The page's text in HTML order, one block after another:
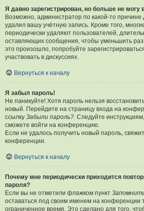
Я давно зарегистрирован, но больше не могу
Возможно, администратор по какой-то причине
удалил вашу учётную запись. Кроме того,
периодически удаляют пользователей,
оставляющих сообщения, чтобы уменьшить
это произошло, попробуйте
участвовать в дискуссиях.
Вернуться к началу
Я забыл пароль!
Не паникуйте! Хотя пароль нельзя
новый. Перейдите на страницу входа на
ссылку Забыли пароль?. Следуйте
сможете войти на конференцию.
Если не удалось получить новый пароль,
конференции.
Вернуться к началу
Почему мне периодически приходится
пароля?
Если вы не отметили флажком пункт
оставаться под своим именем на конференции
ограниченное время. Это сделано для того,